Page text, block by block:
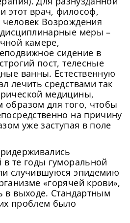
этот врач, философ,
Возрождения
меры –
камере,
сидение в
пост, телесные
ванны. Естественную
лечить средствами так
медицины,
для того, чтобы
на причину
уже заступая в поле
в те годы гуморальной
случившуюся эпидемию
«горячей крови»,
в выходе. Стандартным
проблем было